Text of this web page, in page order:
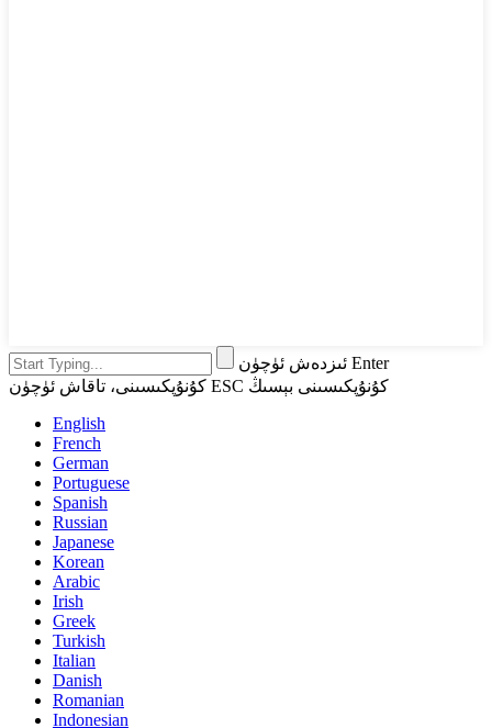
ئىزدەش ئۈچۈن Enter
كۇنۇپكىسىنى، تاقاش ئۈچۈن ESC كۇنۇپكىسىنى بېسىڭ
English
French
German
Portuguese
Spanish
Russian
Japanese
Korean
Arabic
Irish
Greek
Turkish
Italian
Danish
Romanian
Indonesian